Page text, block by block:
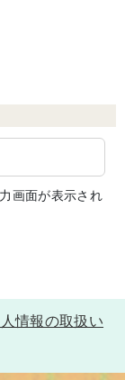
画面が表示され
情報の取扱い